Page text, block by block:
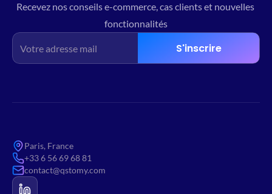
Recevez nos conseils e-commerce, cas clients et nouvelles
fonctionnalités
S'inscrire
Paris, France
+33 6 56 69 68 81
contact@qstomy.com